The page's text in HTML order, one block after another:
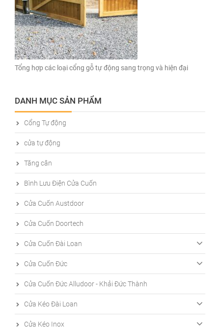
Tổng hợp các loại cổng gỗ tự động sang trọng và hiện đại
DANH MỤC SẢN PHẨM
Cổng Tự động
cửa tự động
Tăng cân
Bình Lưu Điện Cửa Cuốn
Cửa Cuốn Austdoor
Cửa Cuốn Doortech
Cửa Cuốn Đài Loan
Cửa Cuốn Đức
Cửa Cuốn Đức Alludoor - Khải Đức Thành
Cửa Kéo Đài Loan
Cửa Kéo Inox